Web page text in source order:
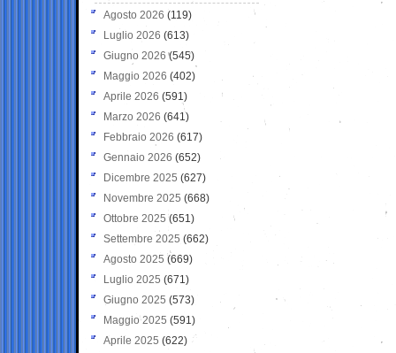
Agosto 2026 (119)
Luglio 2026 (613)
Giugno 2026 (545)
Maggio 2026 (402)
Aprile 2026 (591)
Marzo 2026 (641)
Febbraio 2026 (617)
Gennaio 2026 (652)
Dicembre 2025 (627)
Novembre 2025 (668)
Ottobre 2025 (651)
Settembre 2025 (662)
Agosto 2025 (669)
Luglio 2025 (671)
Giugno 2025 (573)
Maggio 2025 (591)
Aprile 2025 (622)